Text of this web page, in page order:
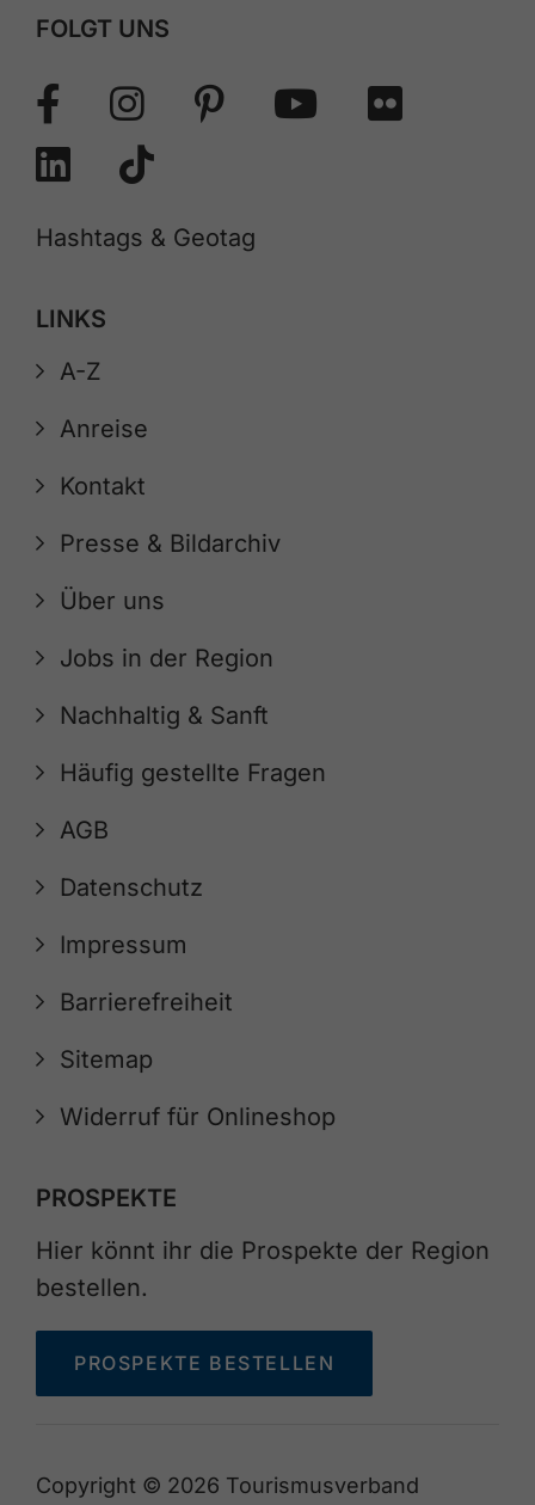
FOLGT UNS
Hashtags & Geotag
LINKS
A-Z
Anreise
Kontakt
Presse & Bildarchiv
Über uns
Jobs in der Region
Nachhaltig & Sanft
Häufig gestellte Fragen
AGB
Datenschutz
Impressum
Barrierefreiheit
Sitemap
Widerruf für Onlineshop
PROSPEKTE
Hier könnt ihr die Prospekte der Region
bestellen.
PROSPEKTE BESTELLEN
Copyright © 2026 Tourismusverband